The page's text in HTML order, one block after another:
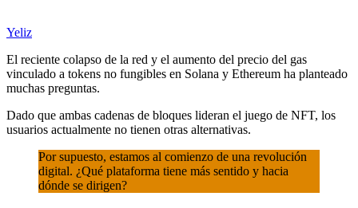
Yeliz
El reciente colapso de la red y el aumento del precio del gas
vinculado a tokens no fungibles en Solana y Ethereum ha planteado
muchas preguntas.
Dado que ambas cadenas de bloques lideran el juego de NFT, los
usuarios actualmente no tienen otras alternativas.
Por supuesto, estamos al comienzo de una revolución
digital. ¿Qué plataforma tiene más sentido y hacia
dónde se dirigen?